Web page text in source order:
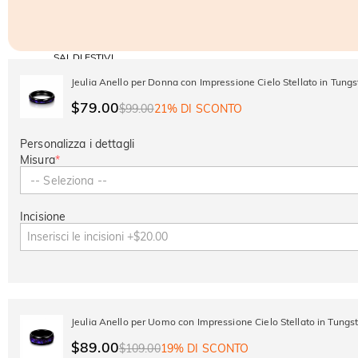
SALDI ESTIVI
SU TUTTO
-30%
SUL 2°
SUMMER
Jeulia Anello per Donna con Impressione Cielo Stellato in
$79.00$99.0021% DI SCONTO
Personalizza i dettagli
Misura*
-- Seleziona --
Incisione
Jeulia Anello per Uomo con Impressione Cielo Stellato in
$89.00$109.0019% DI SCONTO